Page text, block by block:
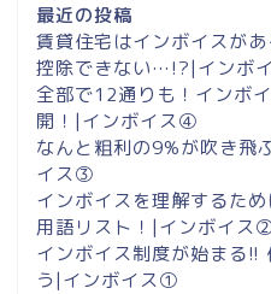
最近の投稿
賃貸住宅はインボイスが
控除できない…!?|インボ
全部で12通りも！インボ
開！|インボイス④
なんと粗利の9%が吹き飛
イス③
インボイスを理解するた
用語リスト！|インボイス
インボイス制度が始まる!!
う|インボイス①